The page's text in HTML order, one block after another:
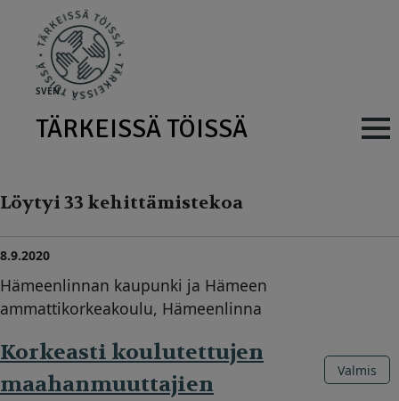
SVEN
TÄRKEISSÄ TÖISSÄ Main
Löytyi 33 kehittämistekoa
8.9.2020
Hämeenlinnan kaupunki ja Hämeen
ammattikorkeakoulu, Hämeenlinna
Korkeasti koulutettujen
maahanmuuttajien
Valmis